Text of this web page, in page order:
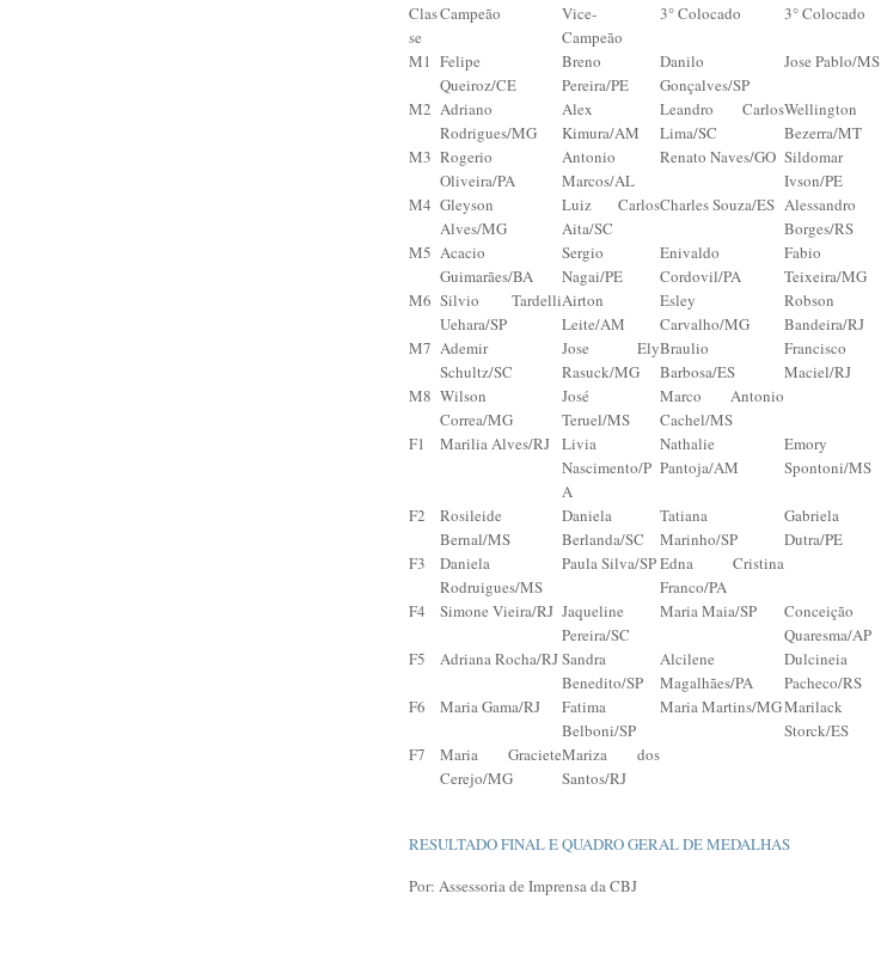
Clas
se
Campeão
Vice-
Campeão
3° Colocado 3° Colocado
M1 Felipe
Queiroz/CE
Breno
Pereira/PE
Danilo
Gonçalves/SP
Jose Pablo/MS
M2 Adriano
Rodrigues/MG
Alex
Kimura/AM
Leandro Carlos
Lima/SC
Wellington
Bezerra/MT
M3 Rogerio
Oliveira/PA
Antonio
Marcos/AL
Renato Naves/GO Sildomar
Ivson/PE
M4 Gleyson
Alves/MG
Luiz Carlos
Aita/SC
Charles Souza/ES Alessandro
Borges/RS
M5 Acacio
Guimarães/BA
Sergio
Nagai/PE
Enivaldo
Cordovil/PA
Fabio
Teixeira/MG
M6 Silvio Tardelli
Uehara/SP
Airton
Leite/AM
Esley
Carvalho/MG
Robson
Bandeira/RJ
M7 Ademir
Schultz/SC
Jose Ely
Rasuck/MG
Braulio
Barbosa/ES
Francisco
Maciel/RJ
M8 Wilson
Correa/MG
José
Teruel/MS
Marco Antonio
Cachel/MS
F1
Marilia Alves/RJ Livia
Nascimento/P
A
Nathalie
Pantoja/AM
Emory
Spontoni/MS
F2
Rosileide
Bernal/MS
Daniela
Berlanda/SC
Tatiana
Marinho/SP
Gabriela
Dutra/PE
F3
Daniela
Rodruigues/MS
Paula Silva/SPEdna Cristina
Franco/PA
F4
Simone Vieira/RJ Jaqueline
Pereira/SC
Maria Maia/SP
Conceição
Quaresma/AP
F5
Adriana Rocha/RJSandra
Benedito/SP
Alcilene
Magalhães/PA
Dulcineia
Pacheco/RS
F6
Maria Gama/RJ
Fatima
Belboni/SP
Maria Martins/MGMarilack
Storck/ES
F7
Maria Graciete
Cerejo/MG
Mariza dos
Santos/RJ
RESULTADO FINAL E QUADRO GERAL DE MEDALHAS
Por: Assessoria de Imprensa da CBJ